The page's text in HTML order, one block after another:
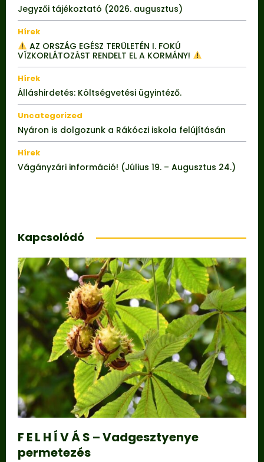
Jegyzői tájékoztató (2026. augusztus)
Hírek
AZ ORSZÁG EGÉSZ TERÜLETÉN I. FOKÚ
VÍZKORLÁTOZÁST RENDELT EL A KORMÁNY!
Hírek
Álláshirdetés: Költségvetési ügyintéző.
Uncategorized
Nyáron is dolgozunk a Rákóczi iskola felújításán
Hírek
Vágányzári információ! (Július 19. – Augusztus 24.)
Kapcsolódó
F E L H Í V Á S – Vadgesztyenye
permetezés